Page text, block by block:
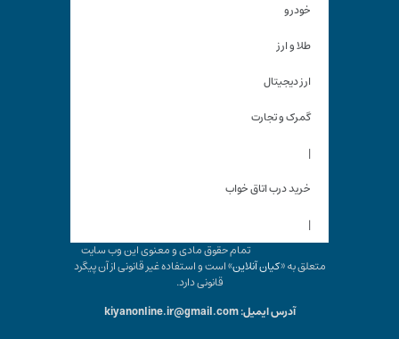
خودرو
طلا و ارز
ارز دیجیتال
گمرک و تجارت
|
خرید درب اتاق خواب
|
تمام حقوق مادی و معنوی این وب سایت
متعلق به «کیان آنلاین» است و استفاده غیر قانونی از آن پیگرد
قانونی دارد.
آدرس ایمیل: kiyanonline.ir@gmail.com